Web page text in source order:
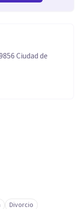
Ciudad de
Divorcio